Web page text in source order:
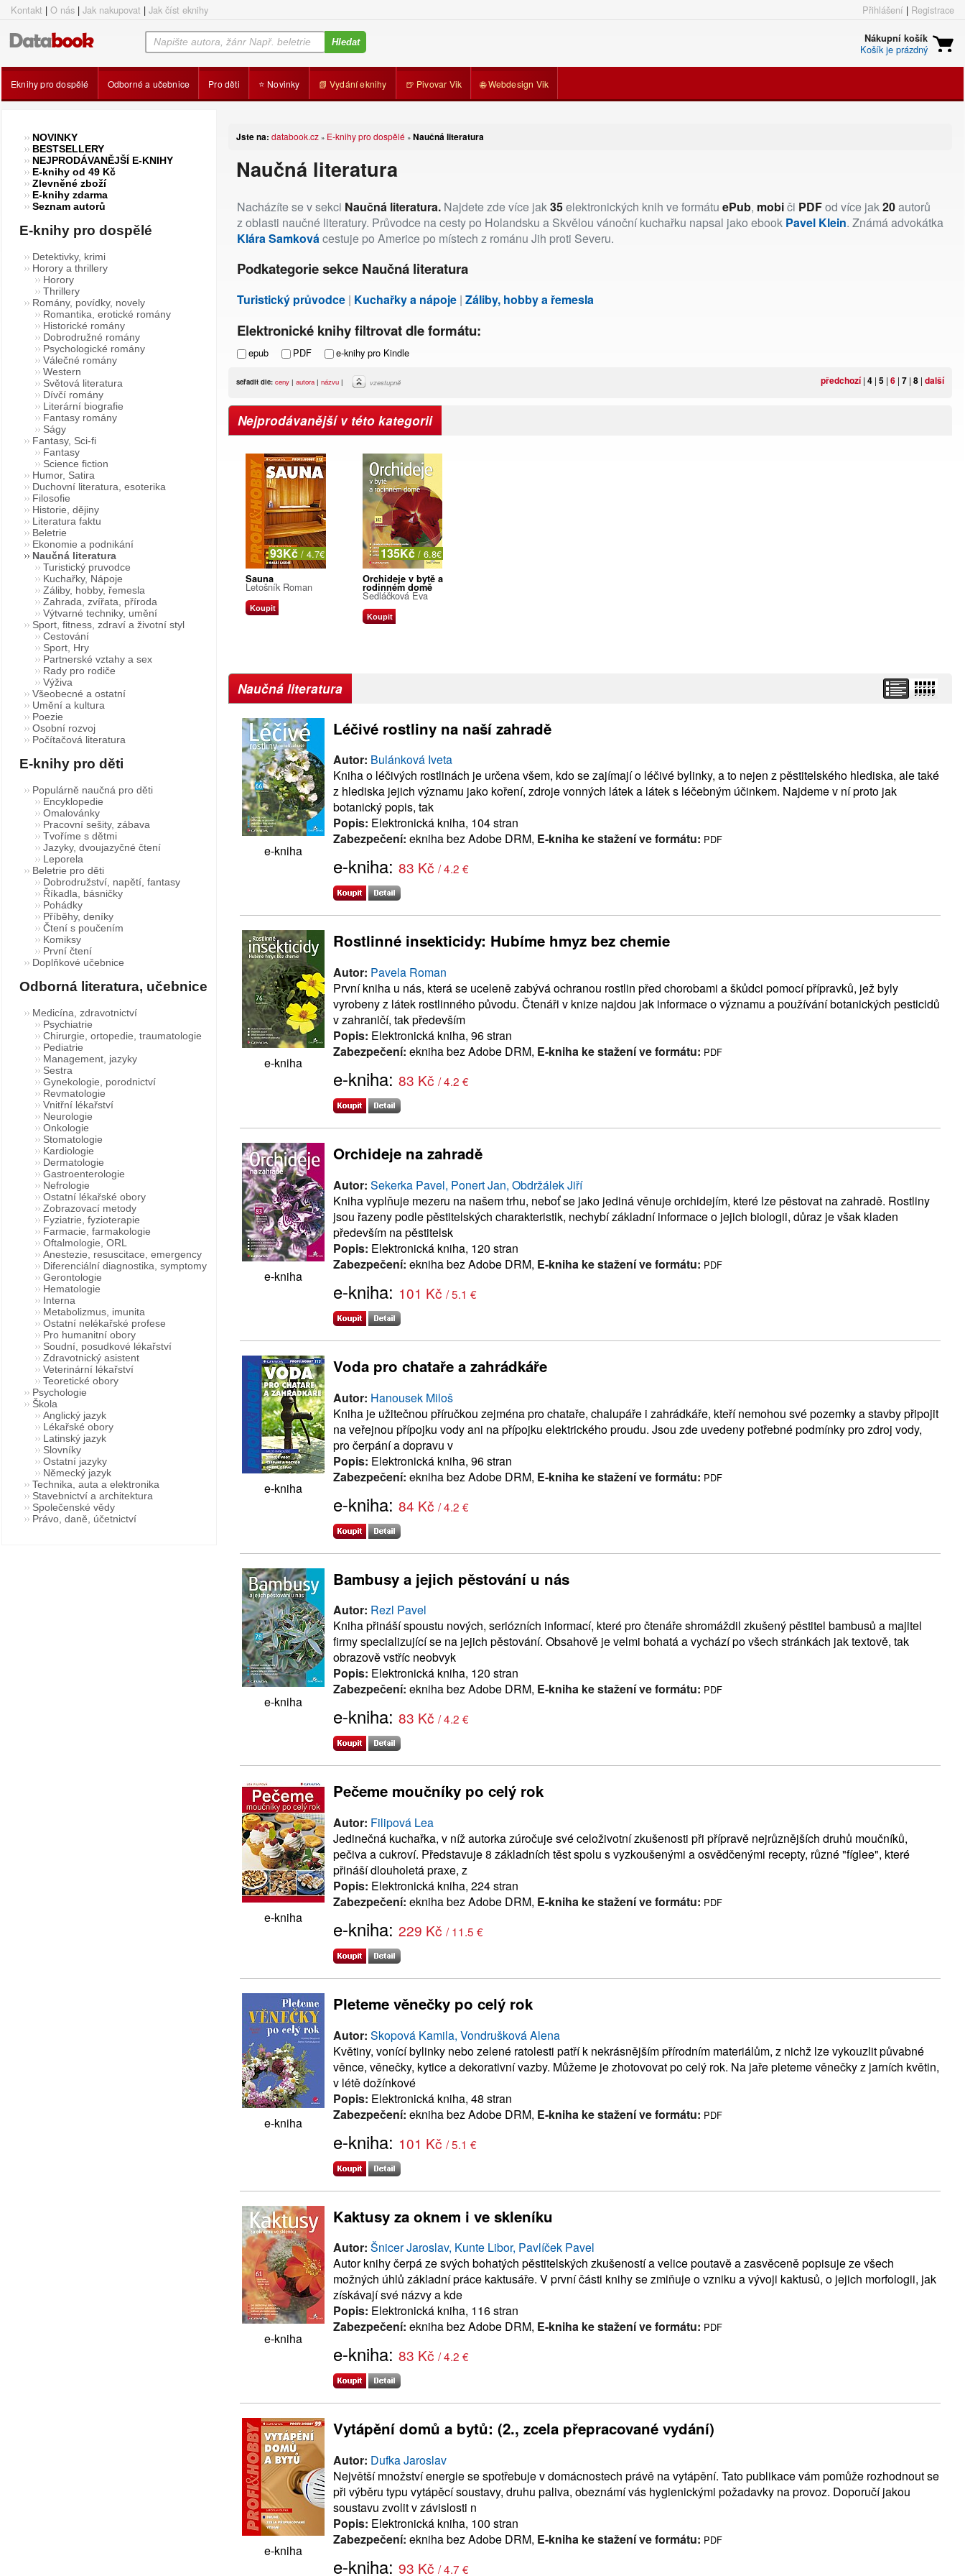
Kontakt | O nás | Jak nakupovat | Jak číst eknihy Přihlášení | Registrace
Nákupní košík
Košík je prázdný
Eknihy pro dospělé Odborné a učebnice Pro děti ⭐ Novinky 📗 Vydání eknihy 🍺 Pivovar Vik 🌐 Webdesign Vik
Jste na: databook.cz » E-knihy pro dospělé » Naučná literatura
Naučná literatura
Nacházíte se v sekci Naučná literatura. Najdete zde více jak35elektronických knih ve formátu ePub, mobiči PDFod více jak20autorů
z oblasti naučné literatury. Průvodce na cesty po Holandsku a Skvělou vánoční kuchařku napsal jako ebook Pavel Klein. Známá advokátka
Klára Samková cestuje po Americe po místech z románu Jih proti Severu.
Podkategorie sekce Naučná literatura
Turistický průvodce | Kuchařky a nápoje | Záliby, hobby a řemesla
Elektronické knihy filtrovat dle formátu:
epub PDF e-knihy pro Kindle
předchozí| 4 | 5 | 6 | 7 | 8 | další
seřadit dle: ceny | autora | názvu | vzestupně
Nejprodávanější v této kategorii
93Kč / 4.7€
Sauna
Letošník Roman
Koupit
135Kč / 6.8€
Orchideje v bytě a
rodinném domě
Sedláčková Eva
Koupit
Naučná literatura
e-kniha
Léčivé rostliny na naší zahradě
Autor: Bulánková Iveta
Kniha o léčivých rostlinách je určena všem, kdo se zajímají o léčivé bylinky, a to nejen z pěstitelského hlediska, ale také
z hlediska jejich významu jako koření, zdroje vonných látek a látek s léčebným účinkem. Najdeme v ní proto jak
botanický popis, tak
Popis: Elektronická kniha, 104 stran
Zabezpečení: ekniha bez Adobe DRM, E-kniha ke stažení ve formátu: PDF
e-kniha: 83 Kč / 4.2 €
e-kniha
Rostlinné insekticidy: Hubíme hmyz bez chemie
Autor: Pavela Roman
První kniha u nás, která se uceleně zabývá ochranou rostlin před chorobami a škůdci pomocí přípravků, jež byly
vyrobeny z látek rostlinného původu. Čtenáři v knize najdou jak informace o významu a používání botanických pesticidů
v zahraničí, tak především
Popis: Elektronická kniha, 96 stran
Zabezpečení: ekniha bez Adobe DRM, E-kniha ke stažení ve formátu: PDF
e-kniha: 83 Kč / 4.2 €
e-kniha
Orchideje na zahradě
Autor: Sekerka Pavel, Ponert Jan, Obdržálek Jiří
Kniha vyplňuje mezeru na našem trhu, neboť se jako jediná věnuje orchidejím, které lze pěstovat na zahradě. Rostliny
jsou řazeny podle pěstitelských charakteristik, nechybí základní informace o jejich biologii, důraz je však kladen
především na pěstitelsk
Popis: Elektronická kniha, 120 stran
Zabezpečení: ekniha bez Adobe DRM, E-kniha ke stažení ve formátu: PDF
e-kniha: 101 Kč / 5.1 €
e-kniha
Voda pro chataře a zahrádkáře
Autor: Hanousek Miloš
Kniha je užitečnou příručkou zejména pro chataře, chalupáře i zahrádkáře, kteří nemohou své pozemky a stavby připojit
na veřejnou přípojku vody ani na přípojku elektrického proudu. Jsou zde uvedeny potřebné podmínky pro zdroj vody,
pro čerpání a dopravu v
Popis: Elektronická kniha, 96 stran
Zabezpečení: ekniha bez Adobe DRM, E-kniha ke stažení ve formátu: PDF
e-kniha: 84 Kč / 4.2 €
e-kniha
Bambusy a jejich pěstování u nás
Autor: Rezl Pavel
Kniha přináší spoustu nových, seriózních informací, které pro čtenáře shromáždil zkušený pěstitel bambusů a majitel
firmy specializující se na jejich pěstování. Obsahově je velmi bohatá a vychází po všech stránkách jak textově, tak
obrazově vstříc neobvyk
Popis: Elektronická kniha, 120 stran
Zabezpečení: ekniha bez Adobe DRM, E-kniha ke stažení ve formátu: PDF
e-kniha: 83 Kč / 4.2 €
e-kniha
Pečeme moučníky po celý rok
Autor: Filipová Lea
Jedinečná kuchařka, v níž autorka zúročuje své celoživotní zkušenosti při přípravě nejrůznějších druhů moučníků,
pečiva a cukroví. Představuje 8 základních těst spolu s vyzkoušenými a osvědčenými recepty, různé "fíglee", které
přináší dlouholetá praxe, z
Popis: Elektronická kniha, 224 stran
Zabezpečení: ekniha bez Adobe DRM, E-kniha ke stažení ve formátu: PDF
e-kniha: 229 Kč / 11.5 €
e-kniha
Pleteme věnečky po celý rok
Autor: Skopová Kamila, Vondrušková Alena
Květiny, vonící bylinky nebo zelené ratolesti patří k nekrásnějším přírodním materiálům, z nichž lze vykouzlit půvabné
věnce, věnečky, kytice a dekorativní vazby. Můžeme je zhotovovat po celý rok. Na jaře pleteme věnečky z jarních květin,
v létě dožínkové
Popis: Elektronická kniha, 48 stran
Zabezpečení: ekniha bez Adobe DRM, E-kniha ke stažení ve formátu: PDF
e-kniha: 101 Kč / 5.1 €
e-kniha
Kaktusy za oknem i ve skleníku
Autor: Šnicer Jaroslav, Kunte Libor, Pavlíček Pavel
Autor knihy čerpá ze svých bohatých pěstitelských zkušeností a velice poutavě a zasvěceně popisuje ze všech
možných úhlů základní práce kaktusáře. V první části knihy se zmiňuje o vzniku a vývoji kaktusů, o jejich morfologii, jak
získávají své názvy a kde
Popis: Elektronická kniha, 116 stran
Zabezpečení: ekniha bez Adobe DRM, E-kniha ke stažení ve formátu: PDF
e-kniha: 83 Kč / 4.2 €
e-kniha
Vytápění domů a bytů: (2., zcela přepracované vydání)
Autor: Dufka Jaroslav
Největší množství energie se spotřebuje v domácnostech právě na vytápění. Tato publikace vám pomůže rozhodnout se
při výběru typu vytápěcí soustavy, druhu paliva, obeznámí vás hygienickými požadavky na provoz. Doporučí jakou
soustavu zvolit v závislosti n
Popis: Elektronická kniha, 100 stran
Zabezpečení: ekniha bez Adobe DRM, E-kniha ke stažení ve formátu: PDF
e-kniha: 93 Kč / 4.7 €
NOVINKY
BESTSELLERY
NEJPRODÁVANĚJŠÍ E-KNIHY
E-knihy od 49 Kč
Zlevněné zboží
E-knihy zdarma
Seznam autorů
E-knihy pro dospělé
Detektivky, krimi
Horory a thrillery
Horory
Thrillery
Romány, povídky, novely
Romantika, erotické romány
Historické romány
Dobrodružné romány
Psychologické romány
Válečné romány
Western
Světová literatura
Dívčí romány
Literární biografie
Fantasy romány
Ságy
Fantasy, Sci-fi
Fantasy
Science fiction
Humor, Satira
Duchovní literatura, esoterika
Filosofie
Historie, dějiny
Literatura faktu
Beletrie
Ekonomie a podnikání
Naučná literatura
Turistický pruvodce
Kuchařky, Nápoje
Záliby, hobby, řemesla
Zahrada, zvířata, příroda
Výtvarné techniky, umění
Sport, fitness, zdraví a životní styl
Cestování
Sport, Hry
Partnerské vztahy a sex
Rady pro rodiče
Výživa
Všeobecné a ostatní
Umění a kultura
Poezie
Osobní rozvoj
Počítačová literatura
E-knihy pro děti
Populárně naučná pro děti
Encyklopedie
Omalovánky
Pracovní sešity, zábava
Tvoříme s dětmi
Jazyky, dvoujazyčné čtení
Leporela
Beletrie pro děti
Dobrodružství, napětí, fantasy
Říkadla, básničky
Pohádky
Příběhy, deníky
Čtení s poučením
Komiksy
První čtení
Doplňkové učebnice
Odborná literatura, učebnice
Medicína, zdravotnictví
Psychiatrie
Chirurgie, ortopedie, traumatologie
Pediatrie
Management, jazyky
Sestra
Gynekologie, porodnictví
Revmatologie
Vnitřní lékařství
Neurologie
Onkologie
Stomatologie
Kardiologie
Dermatologie
Gastroenterologie
Nefrologie
Ostatní lékařské obory
Zobrazovací metody
Fyziatrie, fyzioterapie
Farmacie, farmakologie
Oftalmologie, ORL
Anestezie, resuscitace, emergency
Diferenciální diagnostika, symptomy
Gerontologie
Hematologie
Interna
Metabolizmus, imunita
Ostatní nelékařské profese
Pro humanitní obory
Soudní, posudkové lékařství
Zdravotnický asistent
Veterinární lékařství
Teoretické obory
Psychologie
Škola
Anglický jazyk
Lékařské obory
Latinský jazyk
Slovníky
Ostatní jazyky
Německý jazyk
Technika, auta a elektronika
Stavebnictví a architektura
Společenské vědy
Právo, daně, účetnictví